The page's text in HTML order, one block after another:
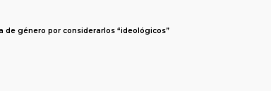
género por considerarlos “ideológicos”